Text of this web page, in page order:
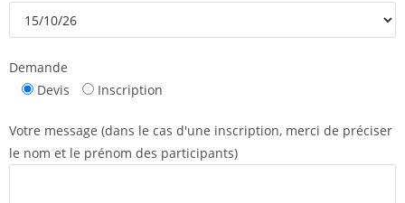
Demande
Devis
Inscription
Votre message (dans le cas d'une inscription, merci de préciser
le nom et le prénom des participants)